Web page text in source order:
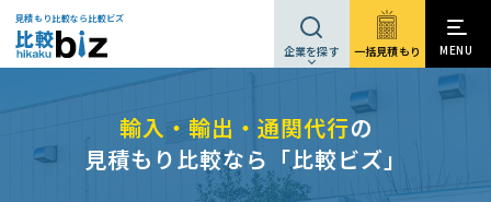
見積もり比較なら比較ビズ
企業を探す 一括見積もり MENU
輸入・輸出・通関代行の
見積もり比較なら「比較ビズ」